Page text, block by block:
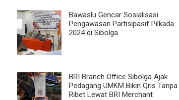
Bawaslu Gencar Sosialisasi
Pengawasan Partisipasif Pilkada
2024 di Sibolga
BRI Branch Office Sibolga Ajak
Pedagang UMKM Bikin Qris Tanpa
Ribet Lewat BRI Merchant